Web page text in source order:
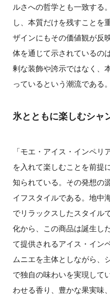
ルさへの哲学とも一致する
し、本質だけを残すことを
ザインにもその価値観が反
体を通じて示されているの
剰な装飾や誇示ではなく、
っているという潮流である。
氷とともに楽しむシャ
「モエ・アイス・インペ
を入れて楽しむことを前提
知られている。その発想の
イフスタイルである。地中
でリラックスしたスタイル
化から、この商品は誕生し
て提供されるアイス・イン
ムニエを主体としながら、
で独自の味わいを実現して
わせる香り、豊かな果実味